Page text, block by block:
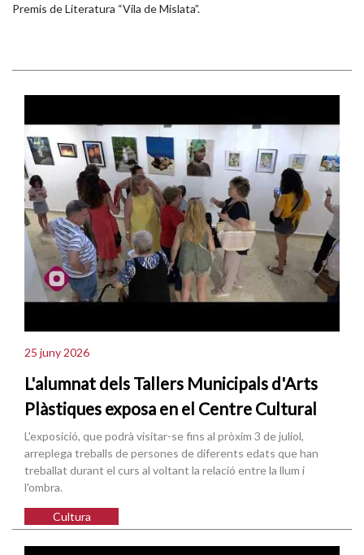
Premis de Literatura “Vila de Mislata”.
25 juny 2026
L'alumnat dels Tallers Municipals d'Arts
Plàstiques exposa en el Centre Cultural
L'exposició, que podrà visitar-se fins al pròxim 3 de juliol,
arreplega treballs de persones de diferents edats que han
treballat durant el curs al voltant la relació entre la llum i
l'ombra.
Cultura